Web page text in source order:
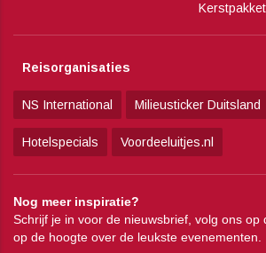
Reisorganisaties
NS International Milieusticker Duitsland
Hotelspecials Voordeeluitjes.nl
Nog meer inspiratie?
Schrijf je in voor de nieuwsbrief, volg ons op
op de hoogte over de leukste evenementen.